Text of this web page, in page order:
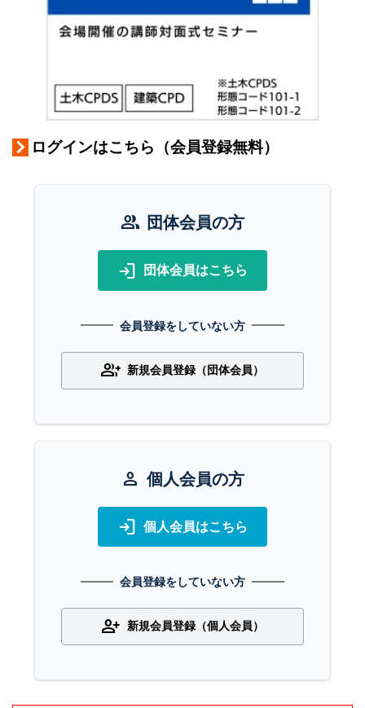
ログインはこちら（会員登録無料）
group 団体会員の方
login 団体会員はこちら
会員登録をしていない方
group_add 新規会員登録（団体会員）
person 個人会員の方
login 個人会員はこちら
会員登録をしていない方
person_add 新規会員登録（個人会員）